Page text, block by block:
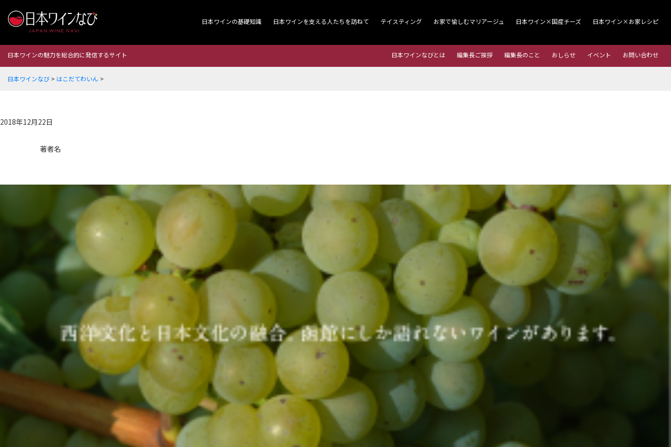
日本ワインの基礎知識 日本ワインを支える人たちを訪ねて テイスティング お家で愉しむマリアージュ 日本ワイン×国産チーズ 日本ワイン×お家レシピ
日本ワインの魅力を総合的に発信するサイト 日本ワインなびとは 編集長ご挨拶 編集長のこと おしらせ イベント お問い合わせ
日本ワインなび > はこだてわいん >
2018年12月22日
著者名